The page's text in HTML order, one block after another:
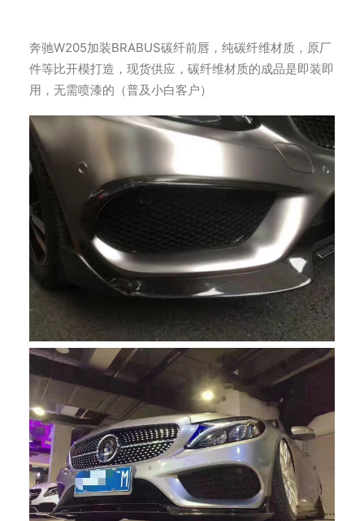
奔驰W205加装BRABUS碳纤前唇，纯碳纤维材质，原厂
件等比开模打造，现货供应，碳纤维材质的成品是即装即
用，无需喷漆的（普及小白客户）